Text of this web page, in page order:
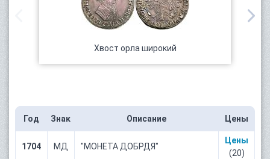
Хвост орла широкий
Год Знак Описание Цены
1704 МД "МОНЕТА ДОБРДЯ"
Цены
(20)